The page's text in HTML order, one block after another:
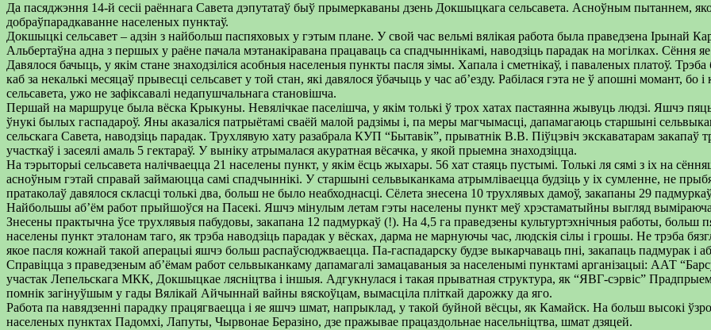
Да пасяджэння 14-й сесіі раённага Савета дэпутатаў быў прымеркаваны дзень Докшыцкага сельсавета. Асноўным пытаннем,
добраўпарадкаванне населеных пунктаў.
Докшыцкі сельсавет – адзін з найбольш паспяховых у гэтым плане. У свой час вельмі вялікая работа была праведзена Ірынай
Альбертаўна адна з першых у раёне пачала мэтанакіравана працаваць са спадчыннікамі, наводзіць парадак на могілках. Сёння
Давялося бачыць, у якім стане знаходзіліся асобныя населеныя пункты пасля зімы. Хапала і сметнікаў, і паваленых платоў.
каб за некалькі месяцаў прывесці сельсавет у той стан, які давялося ўбачыць у час аб’езду. Рабілася гэта не ў апошні момант,
сельсавета, ужо не зафіксавалі недапушчальнага становішча.
Першай на маршруце была вёска Крыкуны. Невялічкае паселішча, у якім толькі ў трох хатах пастаянна жывуць людзі. Яшчэ пяць
ўнукі былых гаспадароў. Яны аказаліся патрыётамі сваёй малой радзімы і, па меры магчымасці, дапамагаюць старшыні
сельскага Савета, наводзіць парадак. Трухлявую хату разабрала КУП “Бытавік”, прыватнік В.В. Піўцэвіч экскаватарам
участкаў і засеялі амаль 5 гектараў. У выніку атрымалася акуратная вёсачка, у якой прыемна знаходзіцца.
На тэрыторыі сельсавета налічваецца 21 населены пункт, у якім ёсць жыхары. 56 хат стаяць пустымі. Толькі ля сямі з іх на
асноўным гэтай справай займаюцца самі спадчыннікі. У старшыні сельвыканкама атрымліваецца будзіць у іх сумленне, не
пратаколаў давялося скласці толькі два, больш не было неабходнасці. Сёлета знесена 10 трухлявых дамоў, закапаны 29
Найбольшы аб’ём работ прыйшоўся на Пасекі. Яшчэ мінулым летам гэты населены пункт меў хрэстаматыйны выгляд
Знесены практычна ўсе трухлявыя пабудовы, закапана 12 падмуркаў (!). На 4,5 га праведзены культуртэхнічныя работы, больш
населены пункт эталонам таго, як трэба наводзіць парадак у вёсках, дарма не марнуючы час, людскія сілы і грошы. Не трэба
якое пасля кожнай такой аперацыі яшчэ больш распаўсюджваецца. Па-гаспадарску будзе выкарчаваць пні, закапаць падмурак і
Справіцца з праведзеным аб’ёмам работ сельвыканкаму дапамагалі замацаваныя за населенымі пунктамі арганізацыі: ААТ
участак Лепельскага МКК, Докшыцкае лясніцтва і іншыя. Адгукнулася і такая прыватная структура, як “ЯВГ-сэрвіс”
помнік загінуўшым у гады Вялікай Айчыннай вайны вяскоўцам, вымасціла пліткай дарожку да яго.
Работа па навядзенні парадку працягваецца і яе яшчэ шмат, напрыклад, у такой буйной вёсцы, як Камайск. На больш высокі
населеных пунктах Падомхі, Лапуты, Чырвонае Беразіно, дзе пражывае працаздольнае насельніцтва, шмат дзяцей.